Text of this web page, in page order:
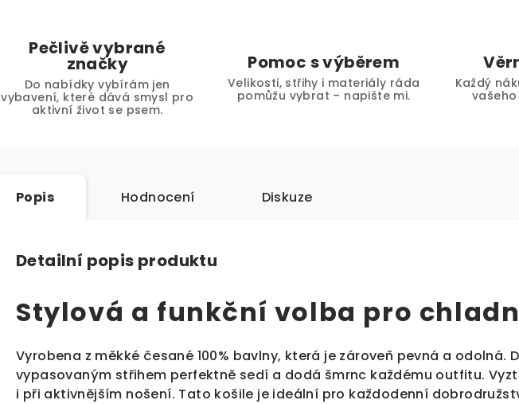
Pečlivě vybrané
značky
Do nabídky vybírám jen
vybavení, které dává smysl pro
aktivní život se psem.
Pomoc s výběrem
Velikosti, střihy i materiály ráda
pomůžu vybrat – napište mi.
Každý
Popis Hodnocení Diskuze
Detailní popis produktu
Stylová a funkční volba pro
Vyrobena z měkké česané 100% bavlny, která je zároveň pevná a odolná.
vypasovaným střihem perfektně sedí a dodá šmrnc každému outfitu.
i při aktivnějším nošení. Tato košile je ideální pro každodenní